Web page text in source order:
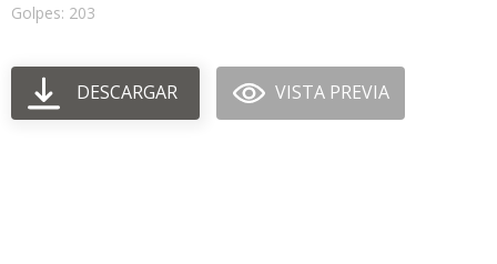
Golpes: 203
DESCARGAR VISTA PREVIA